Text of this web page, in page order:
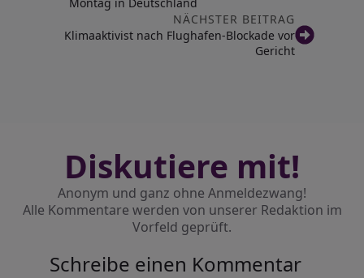
NÄCHSTER BEITRAG
Klimaaktivist nach Flughafen-Blockade vor
Gericht
Diskutiere mit!
Anonym und ganz ohne Anmeldezwang!
Alle Kommentare werden von unserer Redaktion im
Vorfeld geprüft.
Schreibe einen Kommentar